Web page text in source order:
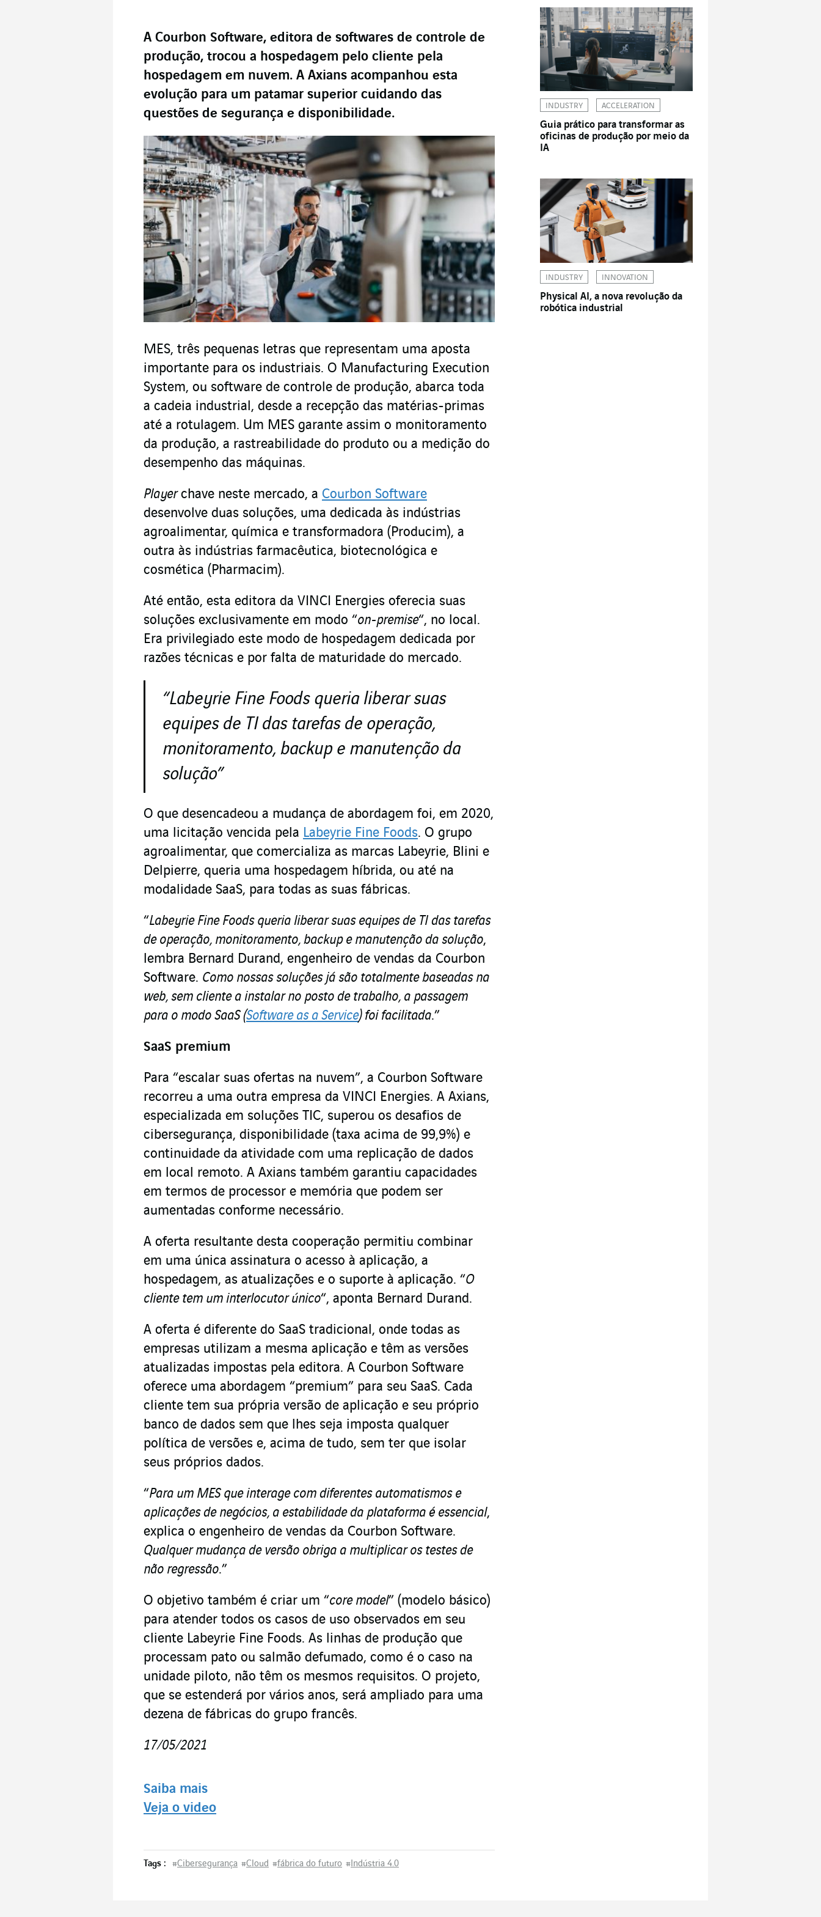
A Courbon Software, editora de softwares de controle de
produção, trocou a hospedagem pelo cliente pela
hospedagem em nuvem. A Axians acompanhou esta
evolução para um patamar superior cuidando das
questões de segurança e disponibilidade.
MES, três pequenas letras que representam uma aposta
importante para os industriais. O Manufacturing Execution
System, ou software de controle de produção, abarca toda
a cadeia industrial, desde a recepção das matérias-primas
até a rotulagem. Um MES garante assim o monitoramento
da produção, a rastreabilidade do produto ou a medição do
desempenho das máquinas.
Playerchave neste mercado, a Courbon Software
desenvolve duas soluções, uma dedicada às indústrias
agroalimentar, química e transformadora (Producim), a
outra às indústrias farmacêutica, biotecnológica e
cosmética (Pharmacim).
Até então, esta editora da VINCI Energies oferecia suas
soluções exclusivamente em modo “on-premise“, no local.
Era privilegiado este modo de hospedagem dedicada por
razões técnicas e por falta de maturidade do mercado.
“Labeyrie Fine Foods queria liberar suas
equipes de TI das tarefas de operação,
monitoramento, backup e manutenção da
solução”
O que desencadeou a mudança de abordagem foi, em 2020,
uma licitação vencida pela Labeyrie Fine Foods. O grupo
agroalimentar, que comercializa as marcas Labeyrie, Blini e
Delpierre, queria uma hospedagem híbrida, ou até na
modalidade SaaS, para todas as suas fábricas.
“Labeyrie Fine Foods queria liberar suas equipes de TI das tarefas
de operação, monitoramento, backup e manutenção da solução,
lembra Bernard Durand, engenheiro de vendas da Courbon
Software. Como nossas soluções já são totalmente baseadas na
web, sem cliente a instalar no posto de trabalho, a passagem
para o modo SaaS (Software as a Service) foi facilitada.”
SaaS premium
Para “escalar suas ofertas na nuvem”, a Courbon Software
recorreu a uma outra empresa da VINCI Energies. A Axians,
especializada em soluções TIC, superou os desafios de
cibersegurança, disponibilidade (taxa acima de 99,9%) e
continuidade da atividade com uma replicação de dados
em local remoto. A Axians também garantiu capacidades
em termos de processor e memória que podem ser
aumentadas conforme necessário.
A oferta resultante desta cooperação permitiu combinar
em uma única assinatura o acesso à aplicação, a
hospedagem, as atualizações e o suporte à aplicação. “O
cliente tem um interlocutor único“, aponta Bernard Durand.
A oferta é diferente do SaaS tradicional, onde todas as
empresas utilizam a mesma aplicação e têm as versões
atualizadas impostas pela editora. A Courbon Software
oferece uma abordagem “premium” para seu SaaS. Cada
cliente tem sua própria versão de aplicação e seu próprio
banco de dados sem que lhes seja imposta qualquer
política de versões e, acima de tudo, sem ter que isolar
seus próprios dados.
“Para um MES que interage com diferentes automatismos e
aplicações de negócios, a estabilidade da plataforma é essencial,
explica o engenheiro de vendas da Courbon Software.
Qualquer mudança de versão obriga a multiplicar os testes de
não regressão.”
O objetivo também é criar um “core model” (modelo básico)
para atender todos os casos de uso observados em seu
cliente Labeyrie Fine Foods. As linhas de produção que
processam pato ou salmão defumado, como é o caso na
unidade piloto, não têm os mesmos requisitos. O projeto,
que se estenderá por vários anos, será ampliado para uma
dezena de fábricas do grupo francês.
17/05/2021
Saiba mais
Veja o video
Tags : #Cibersegurança #Cloud #fábrica do futuro #Indústria 4.0
INDUSTRY ACCELERATION
Guia prático para transformar as
oficinas de produção por meio da
IA
INDUSTRY INNOVATION
Physical AI, a nova revolução da
robótica industrial